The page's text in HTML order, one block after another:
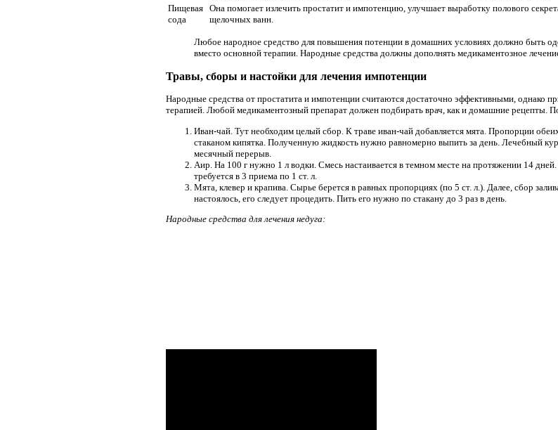
Пищевая
сода
Она помогает излечить простатит и импотенцию, улучшает выработку полового
щелочных ванн.
Любое народное средство для повышения потенции в домашних условиях должно быть
вместо основной терапии. Народные средства должны дополнять медикаментозное
Травы, сборы и настойки для лечения импотенции
Народные средства от простатита и импотенции считаются достаточно эффективными, однако
терапией. Любой медикаментозный препарат должен подбирать врач, как и домашние рецепты.
Иван-чай. Тут необходим целый сбор. К траве иван-чай добавляется мята. Пропорции
стаканом кипятка. Полученную жидкость нужно равномерно выпить за день. Лечебный
месячный перерыв.
Аир. На 100 г нужно 1 л водки. Смесь настаивается в темном месте на протяжении 14
требуется в 3 приема по 1 ст. л.
Мята, клевер и крапива. Сырье берется в равных пропорциях (по 5 ст. л.). Далее, сбор
настоялось, его следует процедить. Пить его нужно по стакану до 3 раз в день.
Народные средства для лечения недуга: